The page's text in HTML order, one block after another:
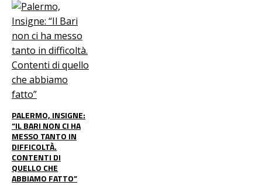
PALERMO, INSIGNE:
“IL BARI NON CI HA
MESSO TANTO IN
DIFFICOLTÀ.
CONTENTI DI
QUELLO CHE
ABBIAMO FATTO”